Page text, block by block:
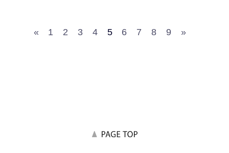
« 1 2 3 4 5 6 7 8 9 »